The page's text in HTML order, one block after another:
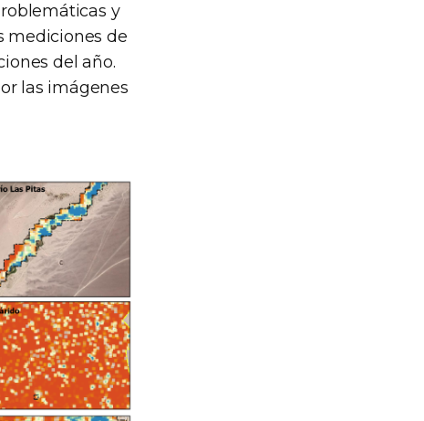
y
mediciones de
del año.
las imágenes